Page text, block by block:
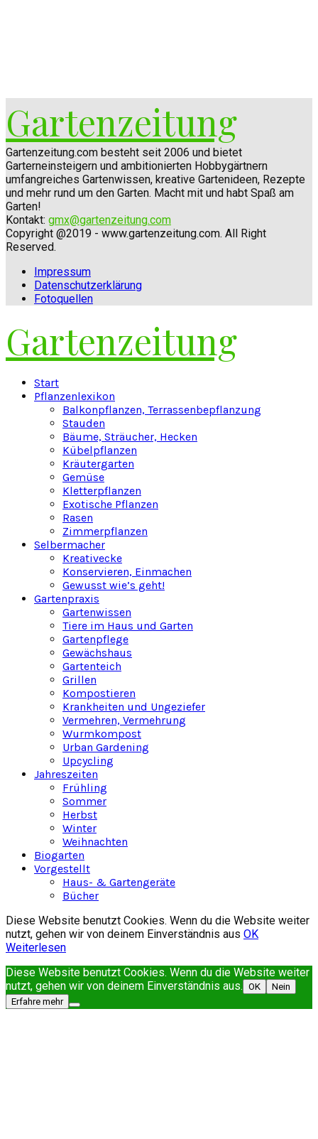
Gartenzeitung
Gartenzeitung.com besteht seit 2006 und bietet
Garterneinsteigern und ambitionierten Hobbygärtnern
umfangreiches Gartenwissen, kreative Gartenideen, Rezepte
und mehr rund um den Garten. Macht mit und habt Spaß am
Garten!
Kontakt: gmx@gartenzeitung.com
Copyright @2019 - www.gartenzeitung.com. All Right
Reserved.
Impressum
Datenschutzerklärung
Fotoquellen
Gartenzeitung
Start
Pflanzenlexikon
Balkonpflanzen, Terrassenbepflanzung
Stauden
Bäume, Sträucher, Hecken
Kübelpflanzen
Kräutergarten
Gemüse
Kletterpflanzen
Exotische Pflanzen
Rasen
Zimmerpflanzen
Selbermacher
Kreativecke
Konservieren, Einmachen
Gewusst wie’s geht!
Gartenpraxis
Gartenwissen
Tiere im Haus und Garten
Gartenpflege
Gewächshaus
Gartenteich
Grillen
Kompostieren
Krankheiten und Ungeziefer
Vermehren, Vermehrung
Wurmkompost
Urban Gardening
Upcycling
Jahreszeiten
Frühling
Sommer
Herbst
Winter
Weihnachten
Biogarten
Vorgestellt
Haus- & Gartengeräte
Bücher
Diese Website benutzt Cookies. Wenn du die Website weiter
nutzt, gehen wir von deinem Einverständnis aus OK
Weiterlesen
Diese Website benutzt Cookies. Wenn du die Website weiter
nutzt, gehen wir von deinem Einverständnis aus. OK
Nein
Erfahre mehr